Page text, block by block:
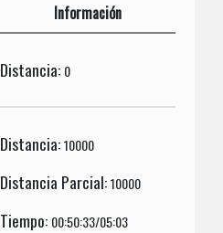
Información
Distancia: 0
Distancia:10000
Distancia Parcial:10000
Tiempo: 00:50:33/05:03